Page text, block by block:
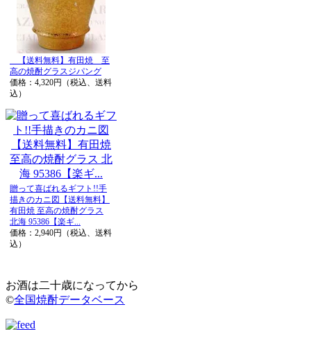
【送料無料】有田焼 至
高の焼酎グラスジパング
価格：4,320円（税込、送料
込）
贈って喜ばれるギフト!!手
描きのカニ図【送料無料】
有田焼 至高の焼酎グラス
北海 95386【楽ギ...
価格：2,940円（税込、送料
込）
お酒は二十歳になってから
©全国焼酎データベース